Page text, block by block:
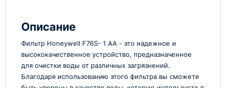
Описание
Фильтр Honeywell F76S- 1 АА - это надежное и
высококачественное устройство, предназначенное
для очистки воды от различных загрязнений.
Благодаря использованию этого фильтра вы сможете